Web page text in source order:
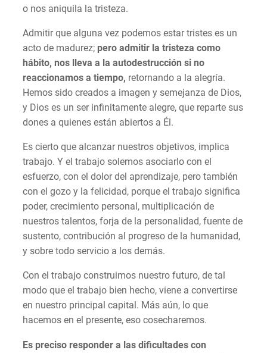
o nos aniquila la tristeza.
Admitir que alguna vez podemos estar tristes es un
acto de madurez; pero admitir la tristeza como
hábito, nos lleva a la autodestrucción si no
reaccionamos a tiempo, retornando a la alegría.
Hemos sido creados a imagen y semejanza de Dios,
y Dios es un ser infinitamente alegre, que reparte sus
dones a quienes están abiertos a Él.
Es cierto que alcanzar nuestros objetivos, implica
trabajo. Y el trabajo solemos asociarlo con el
esfuerzo, con el dolor del aprendizaje, pero también
con el gozo y la felicidad, porque el trabajo significa
poder, crecimiento personal, multiplicación de
nuestros talentos, forja de la personalidad, fuente de
sustento, contribución al progreso de la humanidad,
y sobre todo servicio a los demás.
Con el trabajo construimos nuestro futuro, de tal
modo que el trabajo bien hecho, viene a convertirse
en nuestro principal capital. Más aún, lo que
hacemos en el presente, eso cosecharemos.
Es preciso responder a las dificultades con